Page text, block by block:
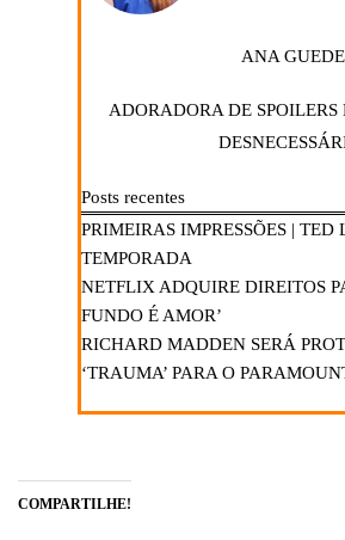
ANA
ADORADORA DE SPOILERS
Posts recentes
PRIMEIRAS IMPRESSÕES | TED
TEMPORADA
NETFLIX ADQUIRE DIREITOS
FUNDO É AMOR’
RICHARD MADDEN SERÁ
‘TRAUMA’ PARA O
COMPARTILHE!